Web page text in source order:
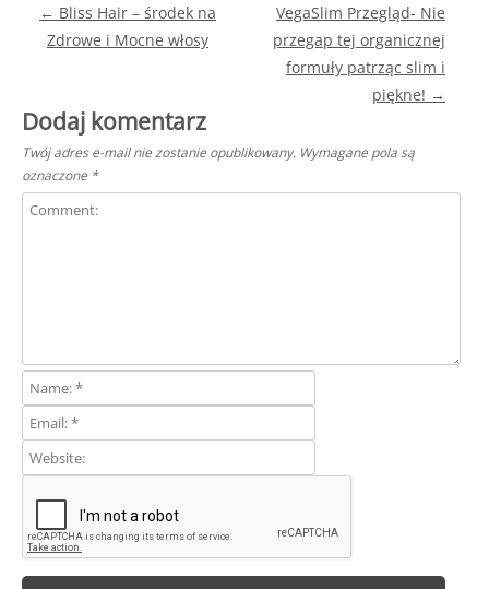
Post navigation
← Bliss Hair – środek na
Zdrowe i Mocne włosy
VegaSlim Przegląd- Nie
przegap tej organicznej
formuły patrząc slim i
piękne! →
Dodaj komentarz
Twój adres e-mail nie zostanie opublikowany. Wymagane pola są
oznaczone *